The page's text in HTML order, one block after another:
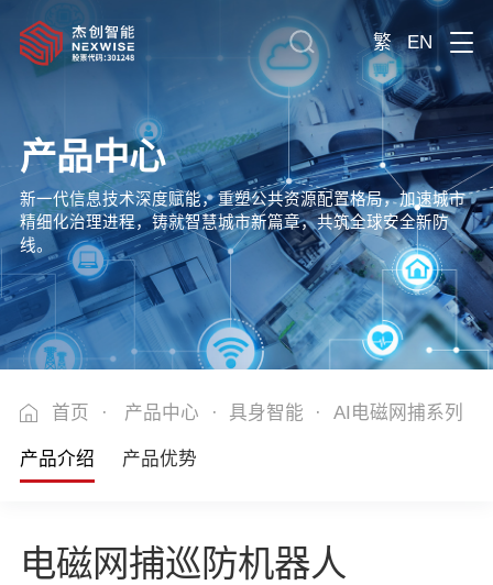
繁 EN
产品中心
新一代信息技术深度赋能，重塑公共资源配置格局，加速城市
精细化治理进程，铸就智慧城市新篇章，共筑全球安全新防
线。
首页 · 产品中心 · 具身智能 · AI电磁网捕系列
产品介绍 产品优势
电磁网捕巡防机器人